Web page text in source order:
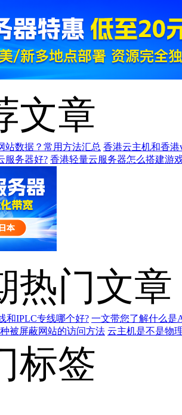
文章
站数据？常用方法汇总 香港云主机和香
服务器好? 香港轻量云服务器怎么搭建游
热门文章
和IPLC专线哪个好? 一文带您了解什么是
被屏蔽网站的访问方法 云主机是不是物
标签